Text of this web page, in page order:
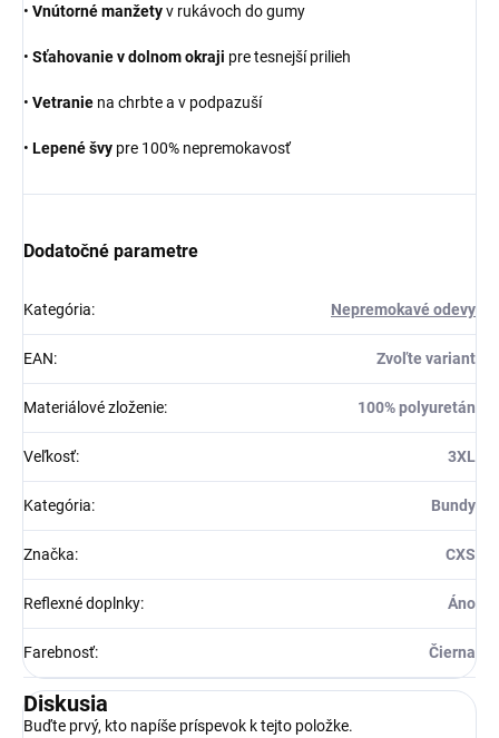
• Vnútorné manžetyv rukávoch do gumy
• Sťahovanie v dolnom okraji pre tesnejší prilieh
• Vetranie na chrbte a v podpazuší
• Lepené švy pre 100% nepremokavosť
Dodatočné parametre
Kategória: Nepremokavé odevy
EAN: Zvoľte variant
Materiálové zloženie: 100% polyuretán
Veľkosť: 3XL
Kategória: Bundy
Značka: CXS
Reflexné doplnky: Áno
Farebnosť: Čierna
Diskusia
Buďte prvý, kto napíše príspevok k tejto položke.